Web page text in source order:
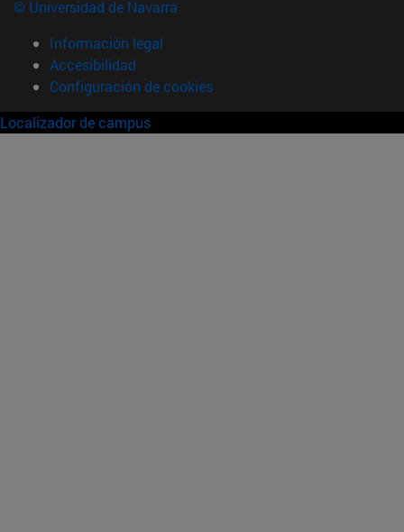
© Universidad de Navarra
Información legal
Accesibilidad
Configuración de cookies
Localizador de campus